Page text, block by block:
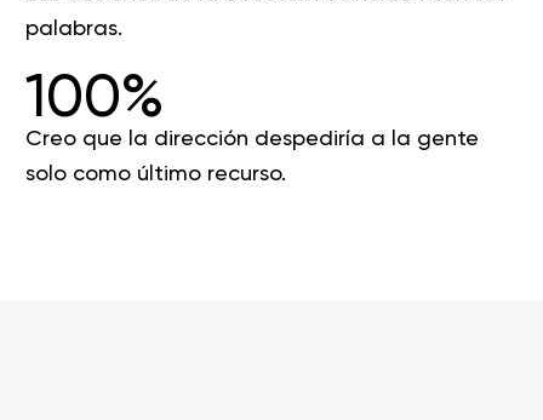
palabras.
100%
Creo que la dirección despediría a la gente
solo como último recurso.